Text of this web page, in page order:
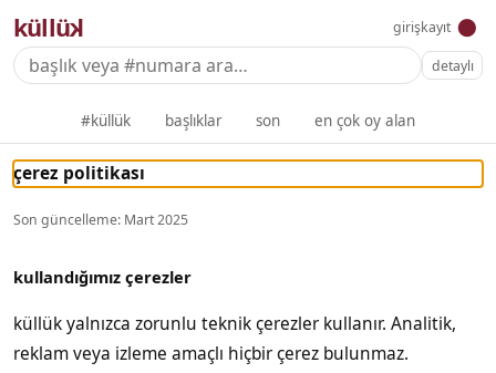
küllük
detaylı
girişkayıt ●
#küllük başlıklar son en çok oy alan
çerez politikası
Son güncelleme: Mart 2025
kullandığımız çerezler
küllük yalnızca zorunlu teknik çerezler kullanır. Analitik,
reklam veya izleme amaçlı hiçbir çerez bulunmaz.